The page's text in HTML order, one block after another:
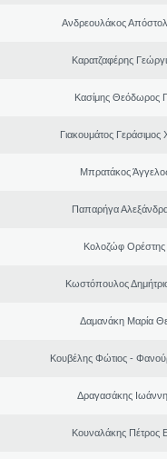
Ανδρεουλάκος
Καρατζαφέρης
Κασίμης Θεόδωρος
Γιακουμάτος
Μπρατάκος
Παπαρήγα
Κολοζώφ
Κωστόπουλος
Δαμανάκη Μαρία
Κουβέλης Φώτιος -
Δραγασάκης
Κουναλάκης Πέτρος